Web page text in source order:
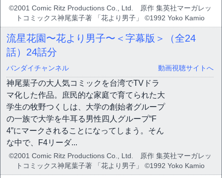
©2001 Comic Ritz Productions Co., Ltd. 原作 集英社マーガレッ
トコミックス神尾葉子著 「花より男子」 ©1992 Yoko Kamio
流星花園〜花より男子〜＜字幕版＞（全24
話） 24話分
バンダイチャンネル 動画視聴サイトへ
神尾葉子の大人気コミックを台湾でTVドラ
マ化した作品。庶民的な家庭で育てられた大
学生の牧野つくしは、大学の創始者グループ
の一族で大学を牛耳る男性四人グループ“F
4”にマークされることになってしまう。そん
な中で、F4リーダ...
©2001 Comic Ritz Productions Co., Ltd. 原作 集英社マーガレッ
トコミックス神尾葉子著 「花より男子」 ©1992 Yoko Kamio